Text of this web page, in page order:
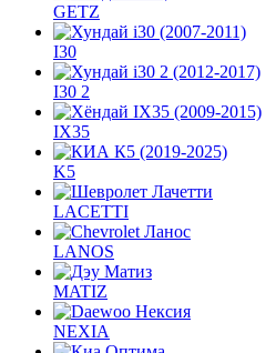
GETZ
I30
I30 2
IX35
K5
LACETTI
LANOS
MATIZ
NEXIA